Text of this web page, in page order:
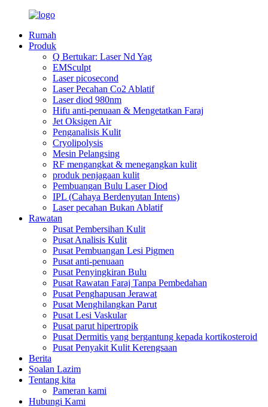
Rumah
Produk
Q Bertukar: Laser Nd Yag
EMSculpt
Laser picosecond
Laser Pecahan Co2 Ablatif
Laser diod 980nm
Hifu anti-penuaan & Mengetatkan Faraj
Jet Oksigen Air
Penganalisis Kulit
Cryolipolysis
Mesin Pelangsing
RF mengangkat & menegangkan kulit
produk penjagaan kulit
Pembuangan Bulu Laser Diod
IPL (Cahaya Berdenyutan Intens)
Laser pecahan Bukan Ablatif
Rawatan
Pusat Pembersihan Kulit
Pusat Analisis Kulit
Pusat Pembuangan Lesi Pigmen
Pusat anti-penuaan
Pusat Penyingkiran Bulu
Pusat Rawatan Faraj Tanpa Pembedahan
Pusat Penghapusan Jerawat
Pusat Menghilangkan Parut
Pusat Lesi Vaskular
Pusat parut hipertropik
Pusat Dermitis yang bergantung kepada kortikosteroid
Pusat Penyakit Kulit Kerengsaan
Berita
Soalan Lazim
Tentang kita
Pameran kami
Hubungi Kami